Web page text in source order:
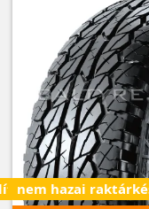
3 - 7 nap alatt
nem hazai